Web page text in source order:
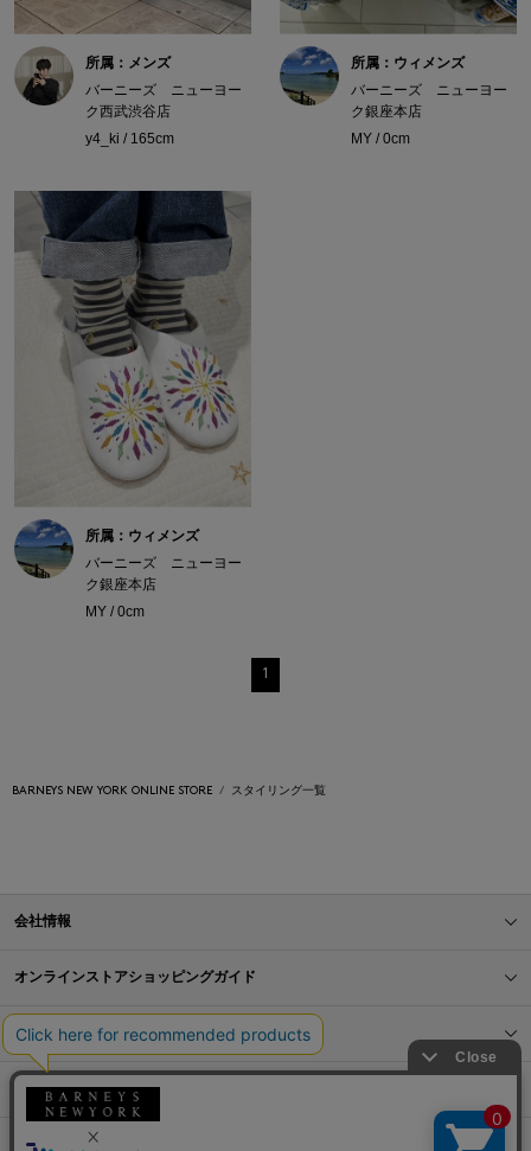
所属：メンズ
バーニーズ ニューヨー
ク西武渋谷店
y4_ki / 165cm
所属：ウィメンズ
バーニーズ ニューヨー
ク銀座本店
MY / 0cm
所属：ウィメンズ
バーニーズ ニューヨー
ク銀座本店
MY / 0cm
1
BARNEYS NEW YORK ONLINE STORE スタイリング一覧
会社情報
オンラインストアショッピングガイド
店舗情報
サービス